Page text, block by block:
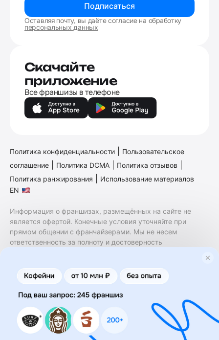
Подписаться
Оставляя почту, вы даёте согласие на обработку
персональных данных
Скачайте
приложение
Все франшизы в телефоне
Политика конфиденциальности
Пользовательское
соглашение
Политика DCMA Политика отзывов
Политика ранжирования
Использование материалов
EN
Информация о франшизах, размещённых на сайте не
является офертой. Конечные условия уточняйте при
прямом общении с франчайзерами. Мы не несем
ответственность за полноту и достоверность
финансовые услуги. Заключение договоров
коммерческой концессии (франчайзинга) осуществляется
правообладателями/их представителями. Бизнесменс.ру
не является посредником или представителем
правообладателя и не несет ответственность за условия
предоставления франшизы и действия лиц,
осуществленные на основании информации, имеющейся